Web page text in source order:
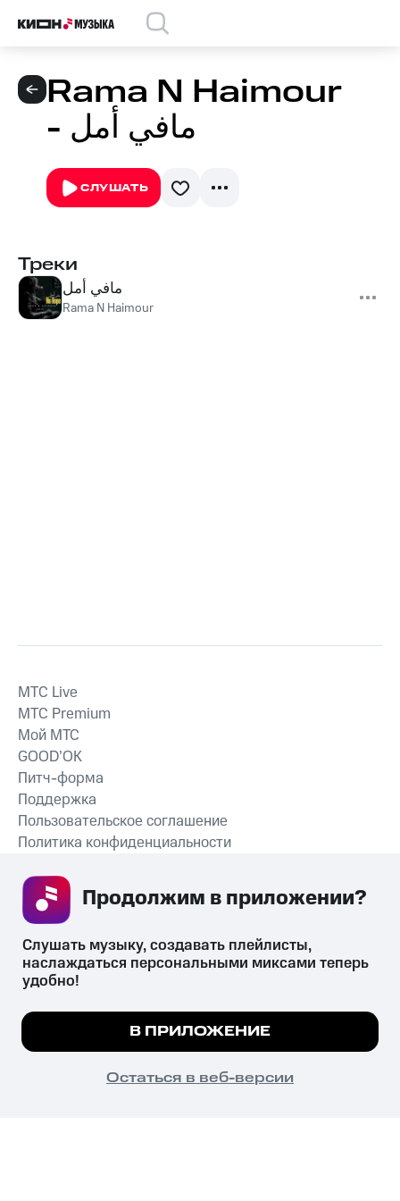
Rama N Haimour
- مافي أمل
СЛУШАТЬ
Треки
مافي أمل
Rama N Haimour
СКАЧАТЬ ПРИЛОЖЕНИЕ
MTС Live
MTС Premium
Мой МТС
GOOD’OK
Питч-форма
Поддержка
Пользовательское соглашение
Политика конфиденциальности
психотропных веществ, их аналогов причиняет вред здоровью,
их незаконный оборот запрещён и влечёт установленную
законодательством ответственность.
© 2026 ООО «КИОН».
Все права защищены
Мы используем куки, чтобы на сайте все
Подробнее
ПОНЯТНО
Слушать музыку, создавать плейлисты,
наслаждаться персональными миксами теперь
удобно!
В ПРИЛОЖЕНИЕ
Остаться в веб-версии